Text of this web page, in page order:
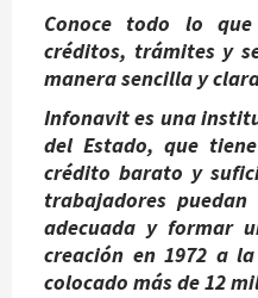
Conoce todo lo
créditos, trámites y
manera sencilla y
Infonavit es una
del Estado, que
crédito barato y
trabajadores
adecuada y formar
creación en 1972 a
colocado más de 12